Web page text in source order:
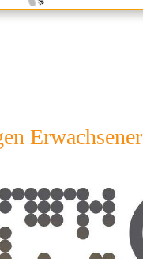
Erwachsener